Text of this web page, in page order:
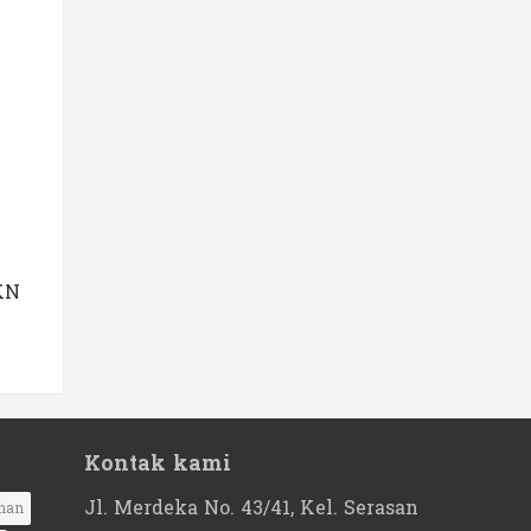
Kontak kami
Jl. Merdeka No. 43/41, Kel. Serasan